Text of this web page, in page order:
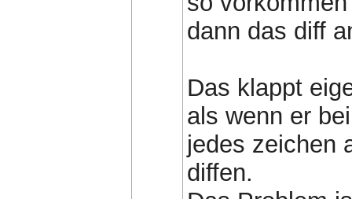
dann das diff
Das klappt
als wenn er
jedes zeichen
diffen.